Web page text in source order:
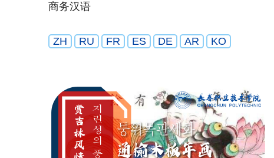
商务汉语
ZH RU FR ES DE AR KO